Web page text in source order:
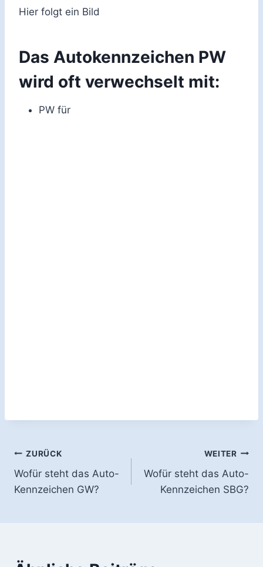
Hier folgt ein Bild
Das Autokennzeichen PW
wird oft verwechselt mit:
PW für
Beitragsnavigation
ZURÜCK
Wofür steht das Auto-
Kennzeichen GW?
WEITER
Wofür steht das Auto-
Kennzeichen SBG?